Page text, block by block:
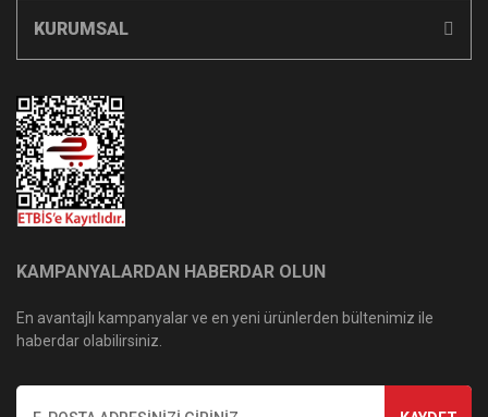
KURUMSAL
KAMPANYALARDAN HABERDAR OLUN
En avantajlı kampanyalar ve en yeni ürünlerden bültenimiz ile
haberdar olabilirsiniz.